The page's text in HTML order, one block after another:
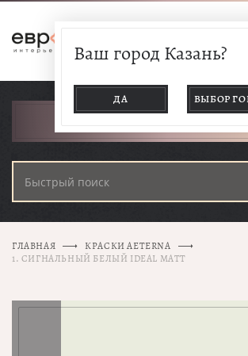
Ваш город Казань?
ДА ВЫБОР
ГЛАВНАЯ
КРАСКИ AETERNA
1. СИГНАЛЬНЫЙ БЕЛЫЙ IDEAL MATT